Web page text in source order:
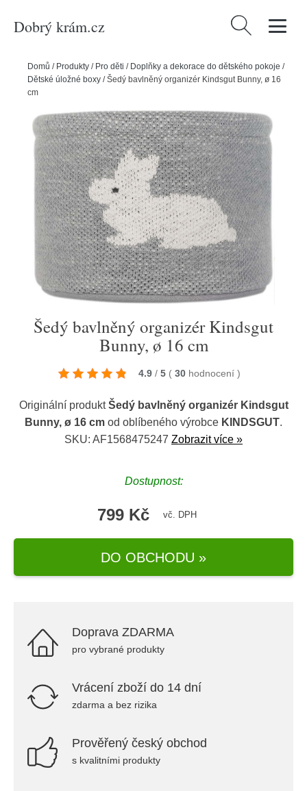
Dobrý krám.cz Vyhledávání
Domů / Produkty / Pro děti / Doplňky a dekorace do dětského pokoje /
Dětské úložné boxy /Šedý bavlněný organizér Kindsgut Bunny, ø 16
cm
Šedý bavlněný organizér Kindsgut
Bunny, ø 16 cm
4.9 / 5 ( 30 hodnocení )
Originální produktŠedý bavlněný organizér Kindsgut
Bunny, ø 16 cm od oblíbeného výrobce KINDSGUT.
SKU: AF1568475247 Zobrazit více »
Dostupnost:
799 Kč vč. DPH
DO OBCHODU »
Doprava ZDARMA
pro vybrané produkty
Vrácení zboží do 14 dní
zdarma a bez rizika
Prověřený český obchod
s kvalitními produkty